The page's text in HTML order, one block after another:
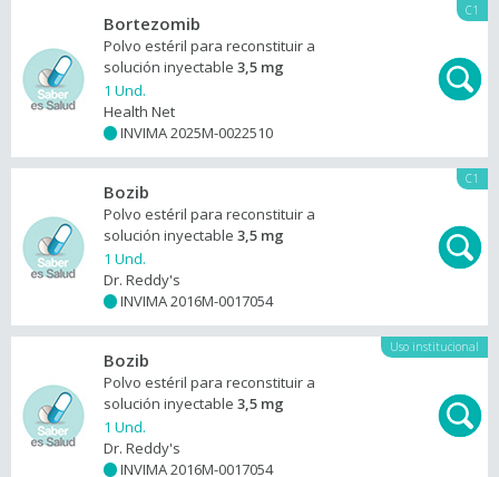
C1
Bortezomib
Polvo estéril para reconstituir a
solución inyectable 3,5 mg
1 Und.
Health Net
INVIMA 2025M-0022510
C1
Bozib
Polvo estéril para reconstituir a
solución inyectable 3,5 mg
1 Und.
Dr. Reddy's
INVIMA 2016M-0017054
Uso institucional
Bozib
Polvo estéril para reconstituir a
solución inyectable 3,5 mg
1 Und.
Dr. Reddy's
INVIMA 2016M-0017054